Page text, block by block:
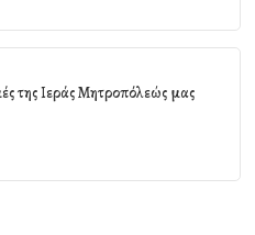
της Ιεράς Μητροπόλεώς μας